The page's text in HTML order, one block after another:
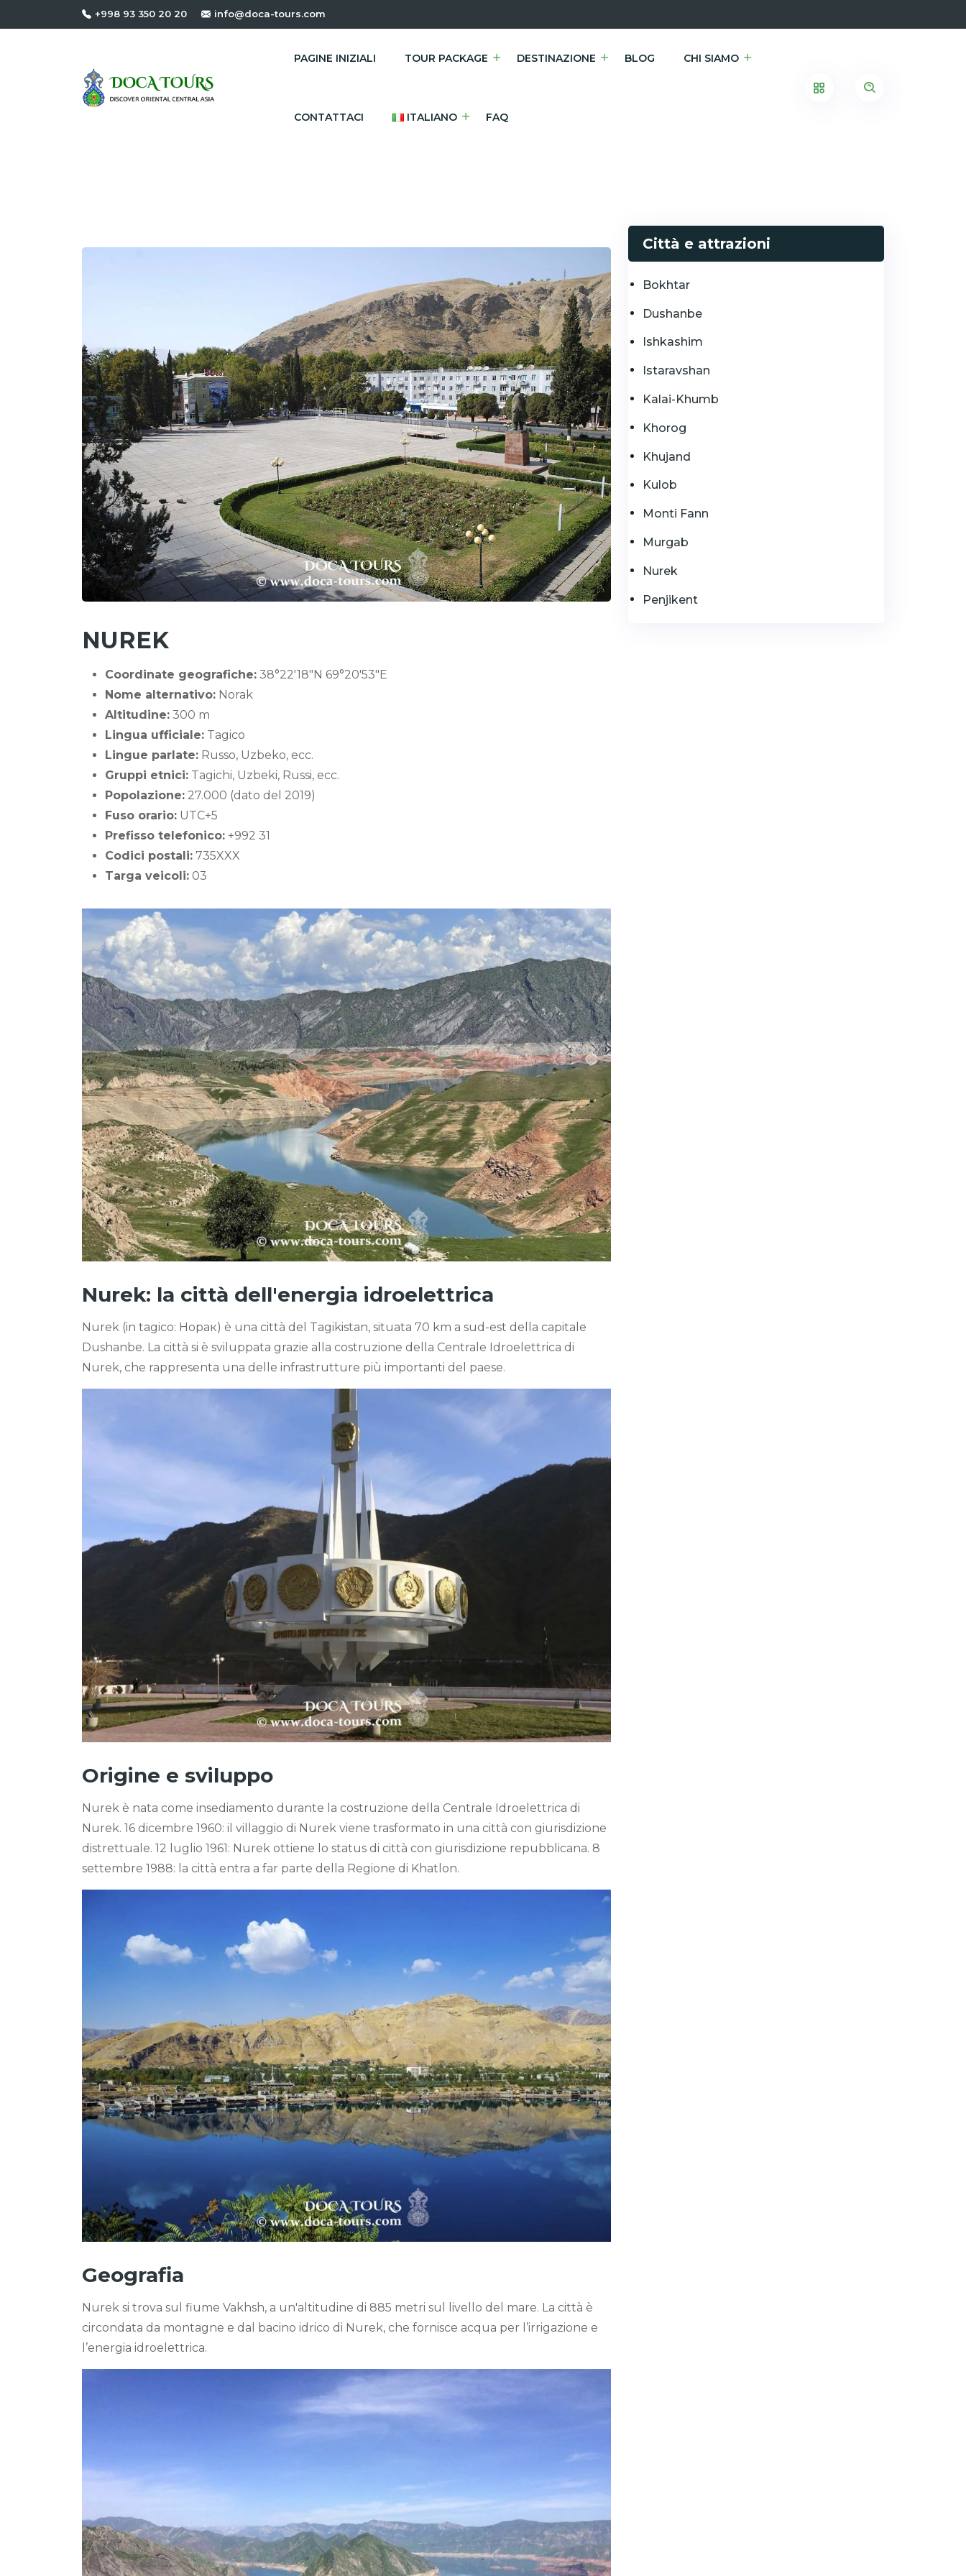
+998 93 350 20 20 info@doca-tours.com
PAGINE INIZIALI TOUR PACKAGE DESTINAZIONE BLOG CHI SIAMO
CONTATTACI ITALIANO FAQ
NUREK
Coordinate geografiche: 38°22′18″N 69°20′53″E
Nome alternativo: Norak
Altitudine: 300 m
Lingua ufficiale: Tagico
Lingue parlate: Russo, Uzbeko, ecc.
Gruppi etnici: Tagichi, Uzbeki, Russi, ecc.
Popolazione: 27.000 (dato del 2019)
Fuso orario: UTC+5
Prefisso telefonico: +992 31
Codici postali: 735XXX
Targa veicoli: 03
Nurek: la città dell'energia idroelettrica
Nurek (in tagico: Норак) è una città del Tagikistan, situata 70 km a sud-est della capitale
Dushanbe. La città si è sviluppata grazie alla costruzione della Centrale Idroelettrica di
Nurek, che rappresenta una delle infrastrutture più importanti del paese.
Origine e sviluppo
Nurek è nata come insediamento durante la costruzione della Centrale Idroelettrica di
Nurek. 16 dicembre 1960: il villaggio di Nurek viene trasformato in una città con giurisdizione
distrettuale. 12 luglio 1961: Nurek ottiene lo status di città con giurisdizione repubblicana. 8
settembre 1988: la città entra a far parte della Regione di Khatlon.
Geografia
Nurek si trova sul fiume Vakhsh, a un'altitudine di 885 metri sul livello del mare. La città è
circondata da montagne e dal bacino idrico di Nurek, che fornisce acqua per l’irrigazione e
l’energia idroelettrica.
Città e attrazioni
Bokhtar
Dushanbe
Ishkashim
Istaravshan
Kalai-Khumb
Khorog
Khujand
Kulob
Monti Fann
Murgab
Nurek
Penjikent